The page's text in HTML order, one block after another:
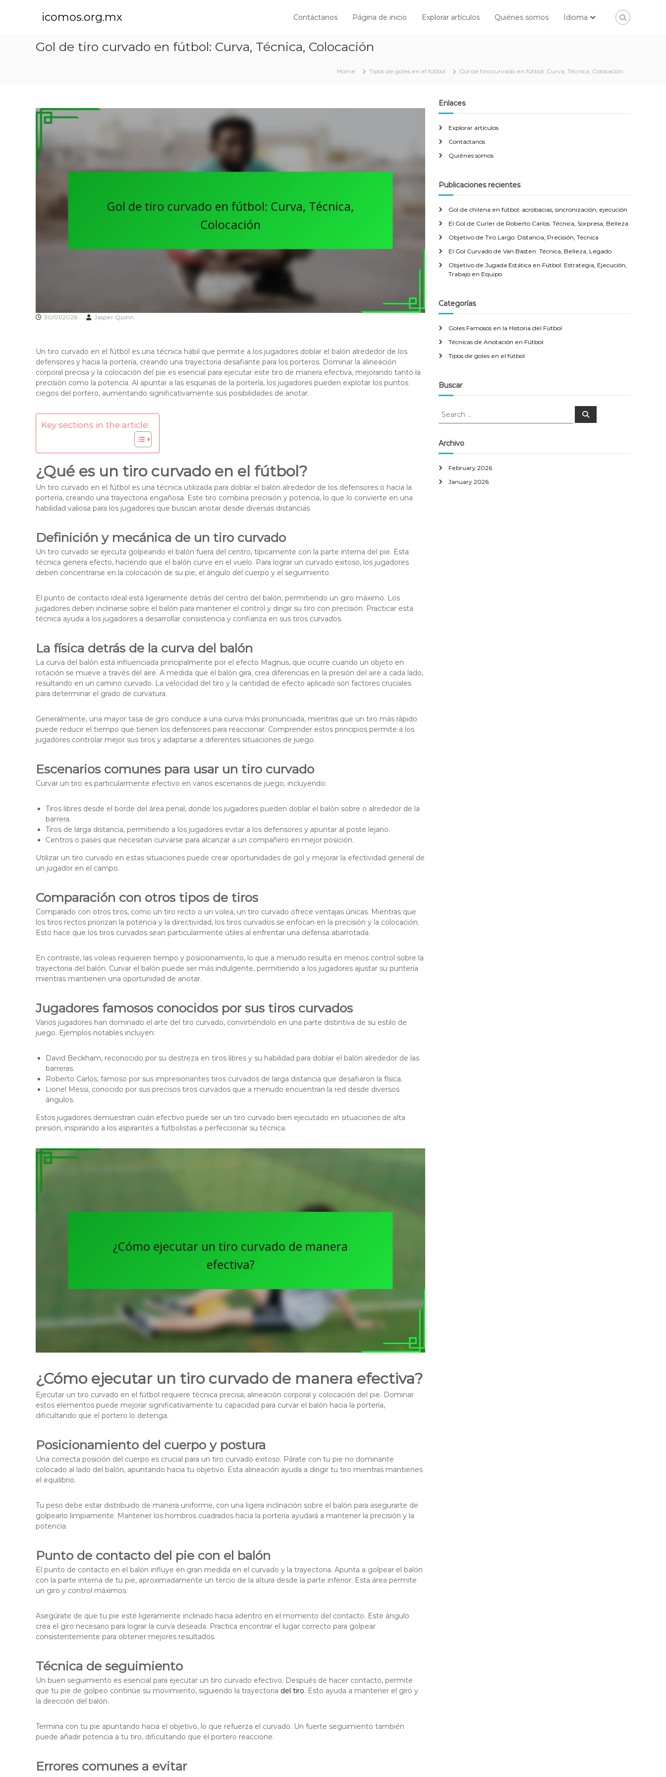
icomos.org.mx Contáctanos Página de inicio Explorar artículos Quiénes somos Idioma
Gol de tiro curvado en fútbol: Curva, Técnica, Colocación
Home Tipos de goles en el fútbol Gol de tiro curvado en fútbol: Curva, Técnica, Colocación
30/01/2026 Jasper Quinn
Un tiro curvado en el fútbol es una técnica hábil que permite a los jugadores doblar el balón alrededor de los
defensores y hacia la portería, creando una trayectoria desafiante para los porteros. Dominar la alineación
corporal precisa y la colocación del pie es esencial para ejecutar este tiro de manera efectiva, mejorando tanto la
precisión como la potencia. Al apuntar a las esquinas de la portería, los jugadores pueden explotar los puntos
ciegos del portero, aumentando significativamente sus posibilidades de anotar.
Key sections in the article:
¿Qué es un tiro curvado en el fútbol?
Un tiro curvado en el fútbol es una técnica utilizada para doblar el balón alrededor de los defensores o hacia la
portería, creando una trayectoria engañosa. Este tiro combina precisión y potencia, lo que lo convierte en una
habilidad valiosa para los jugadores que buscan anotar desde diversas distancias.
Definición y mecánica de un tiro curvado
Un tiro curvado se ejecuta golpeando el balón fuera del centro, típicamente con la parte interna del pie. Esta
técnica genera efecto, haciendo que el balón curve en el vuelo. Para lograr un curvado exitoso, los jugadores
deben concentrarse en la colocación de su pie, el ángulo del cuerpo y el seguimiento.
El punto de contacto ideal está ligeramente detrás del centro del balón, permitiendo un giro máximo. Los
jugadores deben inclinarse sobre el balón para mantener el control y dirigir su tiro con precisión. Practicar esta
técnica ayuda a los jugadores a desarrollar consistencia y confianza en sus tiros curvados.
La física detrás de la curva del balón
La curva del balón está influenciada principalmente por el efecto Magnus, que ocurre cuando un objeto en
rotación se mueve a través del aire. A medida que el balón gira, crea diferencias en la presión del aire a cada lado,
resultando en un camino curvado. La velocidad del tiro y la cantidad de efecto aplicado son factores cruciales
para determinar el grado de curvatura.
Generalmente, una mayor tasa de giro conduce a una curva más pronunciada, mientras que un tiro más rápido
puede reducir el tiempo que tienen los defensores para reaccionar. Comprender estos principios permite a los
jugadores controlar mejor sus tiros y adaptarse a diferentes situaciones de juego.
Escenarios comunes para usar un tiro curvado
Curvar un tiro es particularmente efectivo en varios escenarios de juego, incluyendo:
Tiros libres desde el borde del área penal, donde los jugadores pueden doblar el balón sobre o alrededor de la
barrera.
Tiros de larga distancia, permitiendo a los jugadores evitar a los defensores y apuntar al poste lejano.
Centros o pases que necesitan curvarse para alcanzar a un compañero en mejor posición.
Utilizar un tiro curvado en estas situaciones puede crear oportunidades de gol y mejorar la efectividad general de
un jugador en el campo.
Comparación con otros tipos de tiros
Comparado con otros tiros, como un tiro recto o un volea, un tiro curvado ofrece ventajas únicas. Mientras que
los tiros rectos priorizan la potencia y la directividad, los tiros curvados se enfocan en la precisión y la colocación.
Esto hace que los tiros curvados sean particularmente útiles al enfrentar una defensa abarrotada.
En contraste, las voleas requieren tiempo y posicionamiento, lo que a menudo resulta en menos control sobre la
trayectoria del balón. Curvar el balón puede ser más indulgente, permitiendo a los jugadores ajustar su puntería
mientras mantienen una oportunidad de anotar.
Jugadores famosos conocidos por sus tiros curvados
Varios jugadores han dominado el arte del tiro curvado, convirtiéndolo en una parte distintiva de su estilo de
juego. Ejemplos notables incluyen:
David Beckham, reconocido por su destreza en tiros libres y su habilidad para doblar el balón alrededor de las
barreras.
Roberto Carlos, famoso por sus impresionantes tiros curvados de larga distancia que desafiaron la física.
Lionel Messi, conocido por sus precisos tiros curvados que a menudo encuentran la red desde diversos
ángulos.
Estos jugadores demuestran cuán efectivo puede ser un tiro curvado bien ejecutado en situaciones de alta
presión, inspirando a los aspirantes a futbolistas a perfeccionar su técnica.
¿Cómo ejecutar un tiro curvado de manera efectiva?
Ejecutar un tiro curvado en el fútbol requiere técnica precisa, alineación corporal y colocación del pie. Dominar
estos elementos puede mejorar significativamente tu capacidad para curvar el balón hacia la portería,
dificultando que el portero lo detenga.
Posicionamiento del cuerpo y postura
Una correcta posición del cuerpo es crucial para un tiro curvado exitoso. Párate con tu pie no dominante
colocado al lado del balón, apuntando hacia tu objetivo. Esta alineación ayuda a dirigir tu tiro mientras mantienes
el equilibrio.
Tu peso debe estar distribuido de manera uniforme, con una ligera inclinación sobre el balón para asegurarte de
golpearlo limpiamente. Mantener los hombros cuadrados hacia la portería ayudará a mantener la precisión y la
potencia.
Punto de contacto del pie con el balón
El punto de contacto en el balón influye en gran medida en el curvado y la trayectoria. Apunta a golpear el balón
con la parte interna de tu pie, aproximadamente un tercio de la altura desde la parte inferior. Esta área permite
un giro y control máximos.
Asegúrate de que tu pie esté ligeramente inclinado hacia adentro en el momento del contacto. Este ángulo
crea el giro necesario para lograr la curva deseada. Practica encontrar el lugar correcto para golpear
consistentemente para obtener mejores resultados.
Técnica de seguimiento
Un buen seguimiento es esencial para ejecutar un tiro curvado efectivo. Después de hacer contacto, permite
que tu pie de golpeo continúe su movimiento, siguiendo la trayectoria del tiro. Esto ayuda a mantener el giro y
la dirección del balón.
Termina con tu pie apuntando hacia el objetivo, lo que refuerza el curvado. Un fuerte seguimiento también
puede añadir potencia a tu tiro, dificultando que el portero reaccione.
Errores comunes a evitar
Enlaces
Explorar artículos
Contáctanos
Quiénes somos
Publicaciones recientes
Gol de chilena en fútbol: acrobacias, sincronización, ejecución
El Gol de Curler de Roberto Carlos: Técnica, Sorpresa, Belleza
Objetivo de Tiro Largo: Distancia, Precisión, Técnica
El Gol Curvado de Van Basten: Técnica, Belleza, Legado
Objetivo de Jugada Estática en Fútbol: Estrategia, Ejecución,
Trabajo en Equipo
Categorías
Goles Famosos en la Historia del Fútbol
Técnicas de Anotación en Fútbol
Tipos de goles en el fútbol
Buscar
S
r
c
f
o
S
Archivo
February 2026
January 2026